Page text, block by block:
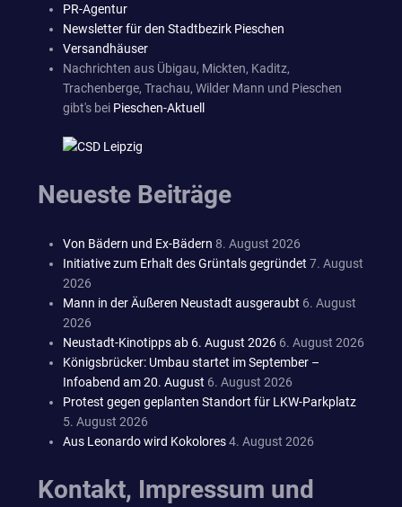
PR-Agentur
Newsletter für den Stadtbezirk Pieschen
Versandhäuser
Nachrichten aus Übigau, Mickten, Kaditz,
Trachenberge, Trachau, Wilder Mann und Pieschen
gibt's bei Pieschen-Aktuell
Neueste Beiträge
Von Bädern und Ex-Bädern 8. August 2026
Initiative zum Erhalt des Grüntals gegründet 7. August
2026
Mann in der Äußeren Neustadt ausgeraubt 6. August
2026
Neustadt-Kinotipps ab 6. August 2026 6. August 2026
Königsbrücker: Umbau startet im September –
Infoabend am 20. August 6. August 2026
Protest gegen geplanten Standort für LKW-Parkplatz
5. August 2026
Aus Leonardo wird Kokolores4. August 2026
Kontakt, Impressum und